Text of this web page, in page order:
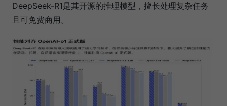
DeepSeek-R1是其开源的推理模型，擅长处理复杂任务
且可免费商用。